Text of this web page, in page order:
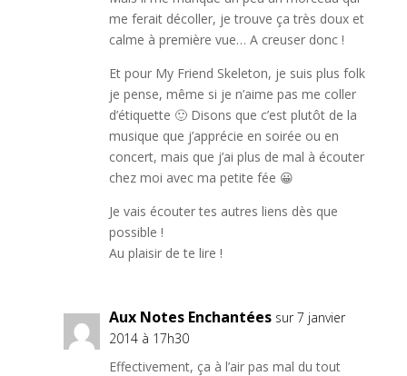
me ferait décoller, je trouve ça très doux et
calme à première vue… A creuser donc !
Et pour My Friend Skeleton, je suis plus folk
je pense, même si je n’aime pas me coller
d’étiquette 🙂 Disons que c’est plutôt de la
musique que j’apprécie en soirée ou en
concert, mais que j’ai plus de mal à écouter
chez moi avec ma petite fée 😀
Je vais écouter tes autres liens dès que
possible !
Au plaisir de te lire !
Aux Notes Enchantées sur 7 janvier
2014 à 17h30
Effectivement, ça à l’air pas mal du tout